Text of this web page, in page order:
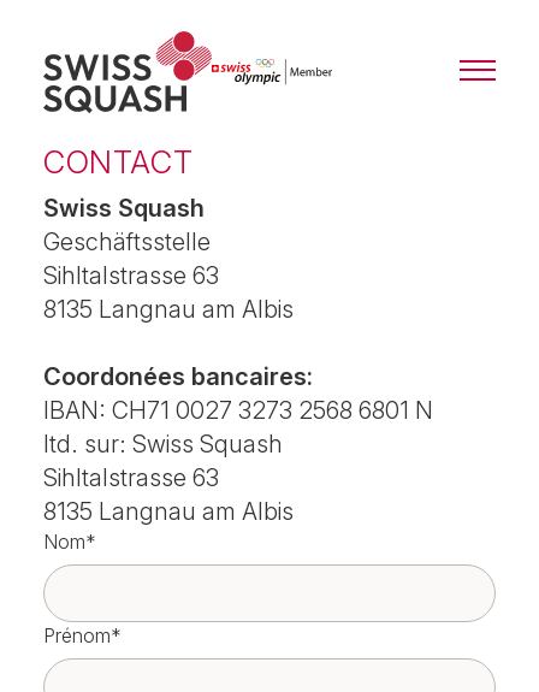
CONTACT
Swiss Squash
Geschäftsstelle
Sihltalstrasse 63
8135 Langnau am Albis
Coordonées bancaires:
IBAN: CH71 0027 3273 2568 6801 N
ltd. sur: Swiss Squash
Sihltalstrasse 63
8135 Langnau am Albis
Nom*
Prénom*